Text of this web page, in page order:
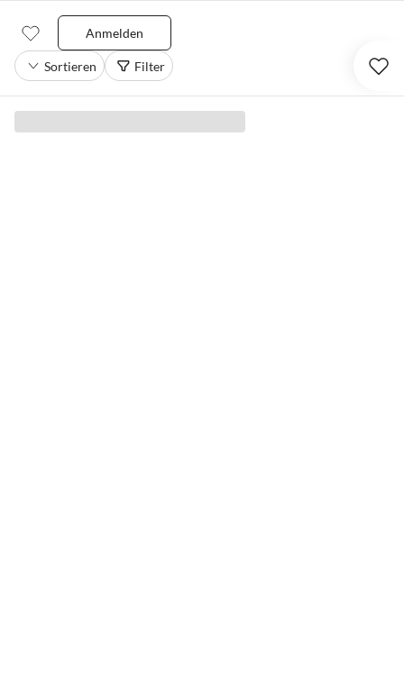
Anmelden
Sortieren Filter